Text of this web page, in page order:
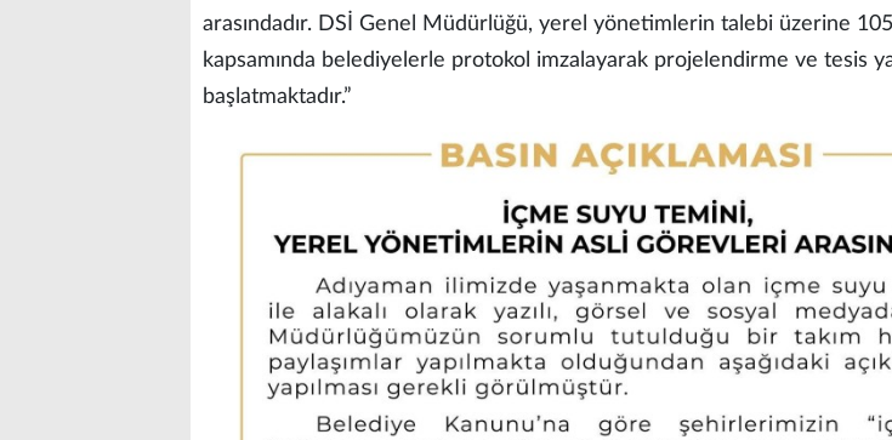
arasındadır. DSİ Genel Müdürlüğü, yerel yönetimlerin talebi üzerine
kapsamında belediyelerle protokol imzalayarak projelendirme ve tesis
başlatmaktadır.”